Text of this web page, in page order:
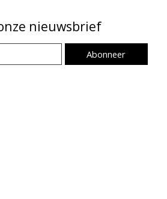
nieuwsbrief
Abonneer